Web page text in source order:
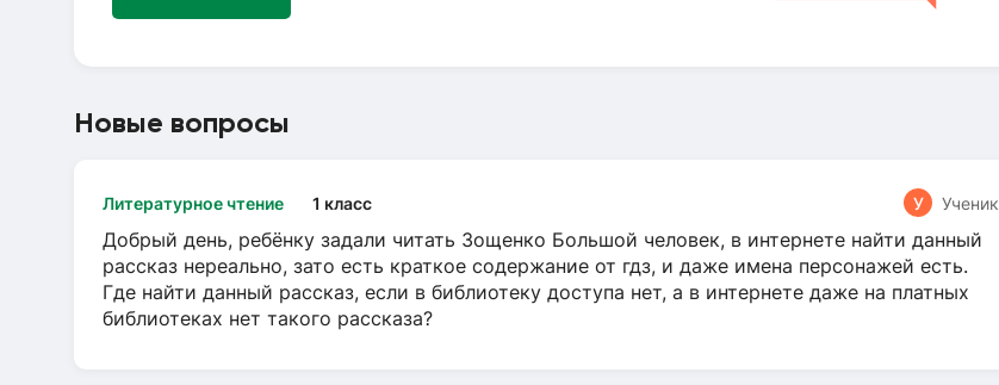
Новые вопросы
Литературное чтение 1 класс У Ученик
Добрый день, ребёнку задали читать Зощенко Большой человек, в интернете найти данный
рассказ нереально, зато есть краткое содержание от гдз, и даже имена персонажей есть.
Где найти данный рассказ, если в библиотеку доступа нет, а в интернете даже на платных
библиотеках нет такого рассказа?